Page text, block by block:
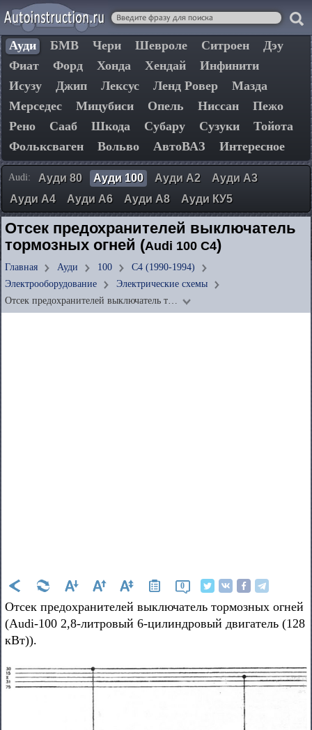
Ауди БМВ Чери Шевроле Ситроен
Дэу
Фиат
Форд Хонда Хендай
Инфинити
Исузу
Джип Лексус Ленд Ровер
Мазда
Мерседес
Мицубиси Опель Ниссан
Пежо
Рено
Сааб Шкода Субару Сузуки
Тойота
Фольксваген
Вольво АвтоВАЗ Интересное
Audi: Ауди 80 Ауди 100 Ауди А2
Ауди А3
Ауди А4
Ауди А6 Ауди А8 Ауди КУ5
Отсек предохранителей выключатель
тормозных огней (Audi 100 C4)
Главная Ауди 100
C4 (1990-1994)
Электрооборудование
Электрические схемы
Отсек предохранителей выключатель т…
0
Отсек предохранителей выключатель тормозных огней
(Audi-100 2,8-литровый 6-цилиндровый двигатель (128
кВт)).